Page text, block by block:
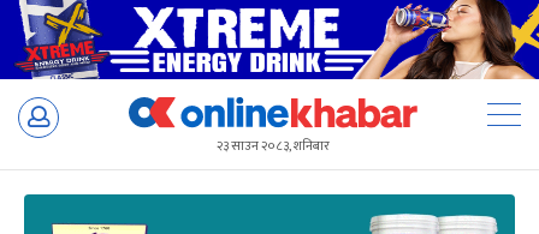
Skip
२३ साउन २०८३, शनिबार